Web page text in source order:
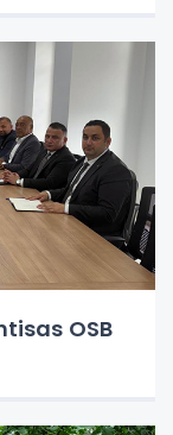
OSB